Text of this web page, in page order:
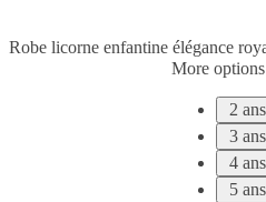
Robe licorne enfantine élégance
More options
2 ans
3 ans
4 ans
5 ans